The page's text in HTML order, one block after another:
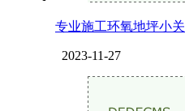
专业施工环氧地坪小关
2023-11-27